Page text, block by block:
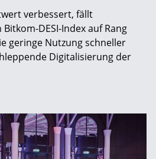
verbessert, fällt
DESI-Index auf Rang
geringe Nutzung schneller
Digitalisierung der